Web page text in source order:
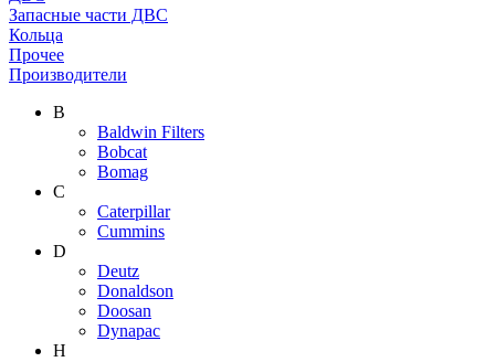
Запасные части ДВС
Кольца
Прочее
Производители
B
Baldwin Filters
Bobcat
Bomag
C
Caterpillar
Cummins
D
Deutz
Donaldson
Doosan
Dynapac
H